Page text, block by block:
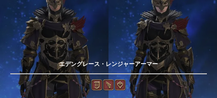
エデングレース・レンジャーアーマー